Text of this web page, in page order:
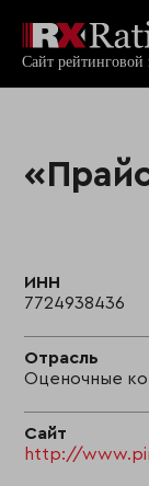
ИНН
7724938436
Отрасль
Оценочные
Сайт
http://